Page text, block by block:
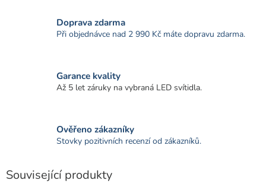
Doprava zdarma
Při objednávce nad 2 990 Kč máte dopravu zdarma.
Garance kvality
Až 5 let záruky na vybraná LED svítidla.
Ověřeno zákazníky
Stovky pozitivních recenzí od zákazníků.
Související produkty